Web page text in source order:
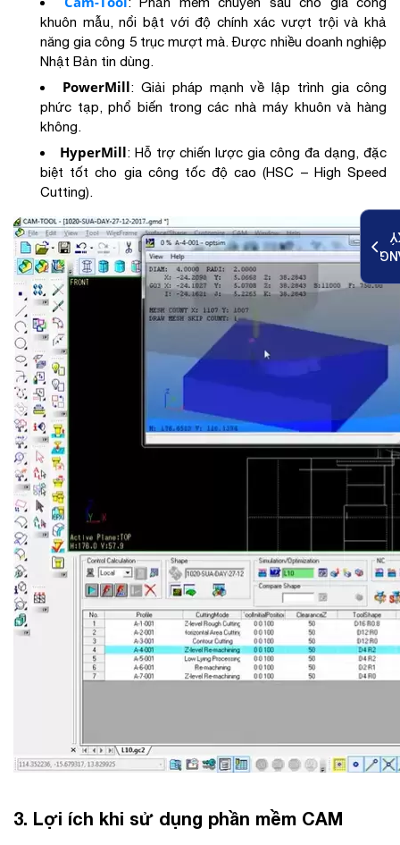
khuôn mẫu, nổi bật với độ chính xác vượt trội và khả
năng gia công 5 trục mượt mà. Được nhiều doanh nghiệp
Nhật Bản tin dùng.
PowerMill: Giải pháp mạnh về lập trình gia công
phức tạp, phổ biến trong các nhà máy khuôn và hàng
không.
HyperMill: Hỗ trợ chiến lược gia công đa dạng, đặc
biệt tốt cho gia công tốc độ cao (HSC – High Speed
Cutting).
3. Lợi ích khi sử dụng phần mềm CAM